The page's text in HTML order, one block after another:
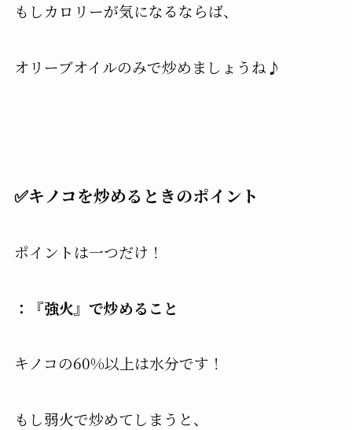
もしカロリーが気になるならば、
オリーブオイルのみで炒めましょうね♪
✅キノコを炒めるときのポイント
ポイントは一つだけ！
：『強火』で炒めること
キノコの60%以上は水分です！
もし弱火で炒めてしまうと、